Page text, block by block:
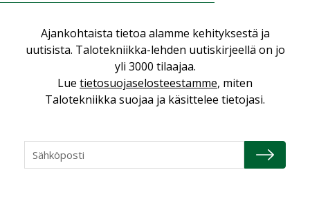
LUETUIMMAT UUTISET
KATSO KAIKKI
Ajankohtaista tietoa alamme kehityksestä ja
uutisista. Talotekniikka-lehden uutiskirjeellä on jo
yli 3000 tilaajaa.
Lue tietosuojaselosteestamme, miten
Talotekniikka suojaa ja käsittelee tietojasi.